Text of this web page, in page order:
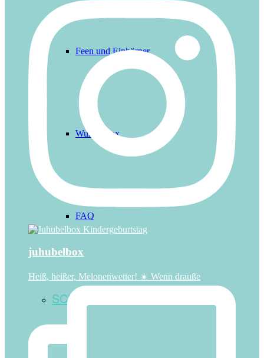
Feen und Einhörner
Wunschbox
FAQ
SCHATZSUCHE-BÜCHLEIN
juhubelbox
Heiß, heißer, Melonenwetter! ☀️ Wenn drauße